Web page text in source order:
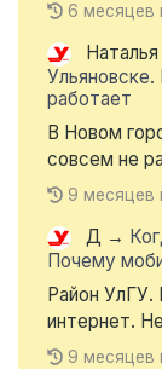
6 месяцев
Наталья
работает
В Новом
совсем не
9 месяцев
Д →
Почему
Район
интернет.
9 месяцев